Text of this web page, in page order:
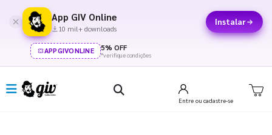
App GIV Online
10 mil+ downloads
Instalar
APPGIVONLINE 5% OFF
*verifique condições
Entre ou cadastre-se